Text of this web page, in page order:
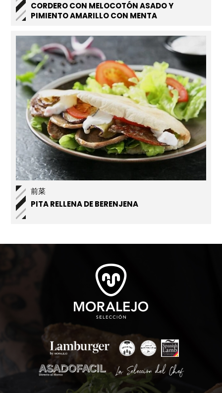
CORDERO CON MELOCOTÓN ASADO Y
PIMIENTO AMARILLO CON MENTA
前菜
PITA RELLENA DE BERENJENA